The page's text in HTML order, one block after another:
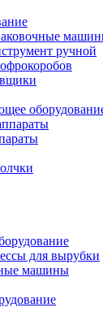
ручной
для вырубки
машины